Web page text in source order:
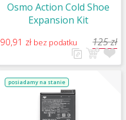
Osmo Action Cold Shoe
Expansion Kit
90,91 zł bez podatku 125 zł
posiadamy na stanie